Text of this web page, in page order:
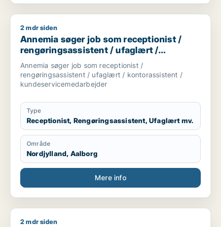
Annemia søger job som receptionist / rengøringsassistent
2 mdr siden
Annemia søger job som receptionist /
rengøringsassistent / ufaglært /
kontorassistent /
kundeservicemedarbejder
Annemia søger job som receptionist /
rengøringsassistent / ufaglært / kontorassistent /
kundeservicemedarbejder
Type
Receptionist, Rengøringsassistent, Ufaglært mv.
Område
Nordjylland, Aalborg
Mere info
Frida søger job som receptionist / kontorassistent /
2 mdr siden